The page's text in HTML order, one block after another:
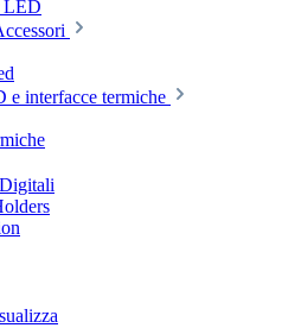
LED
e interfacce termiche